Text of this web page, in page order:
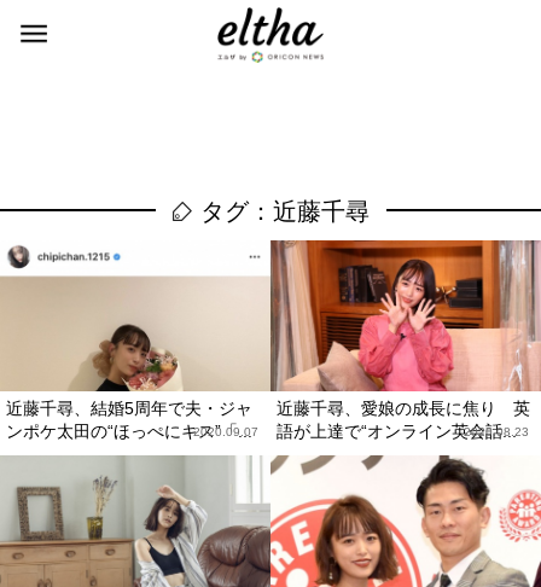
タグ：近藤千尋
近藤千尋、結婚5周年で夫・ジャ
ンポケ太田の“ほっぺにキス”「...
2020.09.07
近藤千尋、愛娘の成長に焦り 英
語が上達で“オンライン英会話...
2020.08.23